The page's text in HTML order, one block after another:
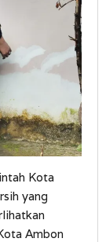
Kota
yang
Ambon